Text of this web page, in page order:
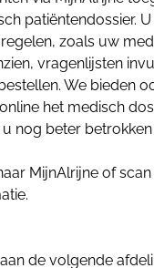
patiëntendossier.
zoals uw
vragenlijsten
We bieden
het medisch
u nog beter
MijnAlrijne of
de volgende